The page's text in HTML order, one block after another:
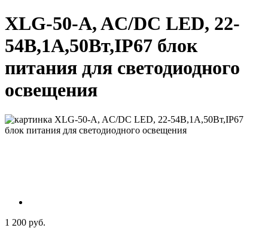
XLG-50-A, AC/DC LED, 22-
54В,1А,50Вт,IP67 блок
питания для светодиодного
освещения
1 200 руб.